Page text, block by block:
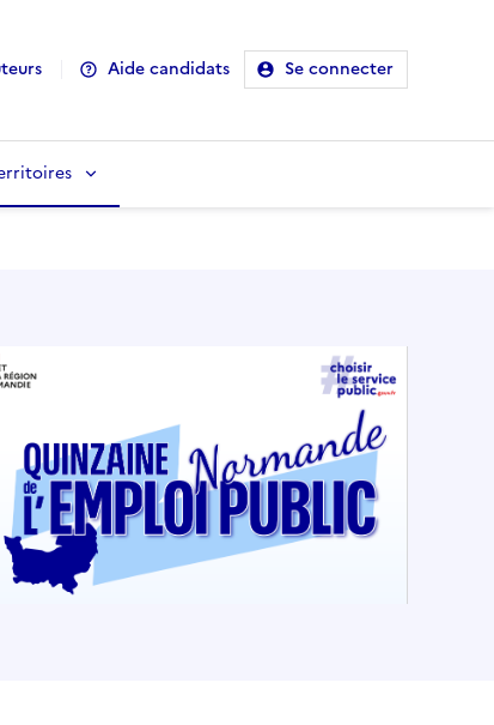
Aide candidats Se connecter